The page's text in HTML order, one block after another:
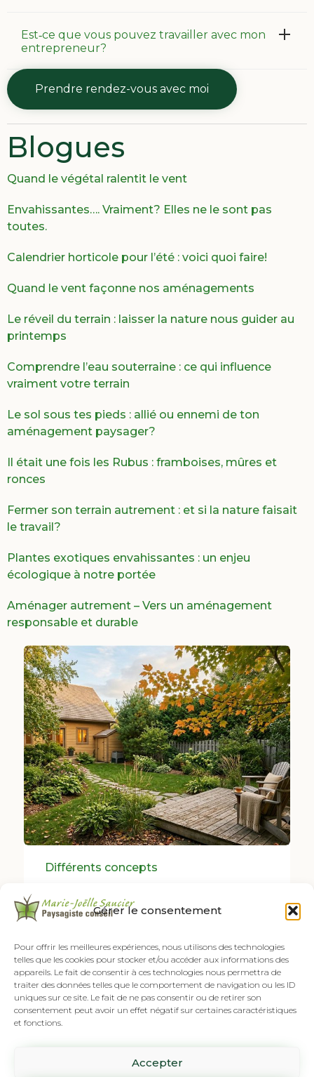
Gérer le consentement
Pour offrir les meilleures expériences, nous utilisons des technologies
telles que les cookies pour stocker et/ou accéder aux informations des
appareils. Le fait de consentir à ces technologies nous permettra de
traiter des données telles que le comportement de navigation ou les ID
uniques sur ce site. Le fait de ne pas consentir ou de retirer son
consentement peut avoir un effet négatif sur certaines caractéristiques
et fonctions.
Accepter
Est‑ce que vous pouvez travailler avec mon
entrepreneur?
Prendre rendez-vous avec moi
Blogues
Quand le végétal ralentit le vent
Envahissantes…. Vraiment? Elles ne le sont pas
toutes.
Calendrier horticole pour l’été : voici quoi faire!
Quand le vent façonne nos aménagements
Le réveil du terrain : laisser la nature nous guider au
printemps
Comprendre l’eau souterraine : ce qui influence
vraiment votre terrain
Le sol sous tes pieds : allié ou ennemi de ton
aménagement paysager?
Il était une fois les Rubus : framboises, mûres et
ronces
Fermer son terrain autrement : et si la nature faisait
le travail?
Plantes exotiques envahissantes : un enjeu
écologique à notre portée
Aménager autrement – Vers un aménagement
responsable et durable
Category
Différents concepts
vent
Haies, arbres et stratégies vivantes
pour créer des microclimats durables
Quand la nature devient notre...
Tags
AMÉNAGEMENT RÉSIDENTIEL,ARBRES,HAIES,
MICROCLIMAT